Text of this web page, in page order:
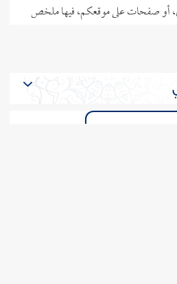
أو صفحات على موقعكم، فيها ملخص
بالعربية، أو الإنجليزية. .. ..
1-8-2018
الإسلام